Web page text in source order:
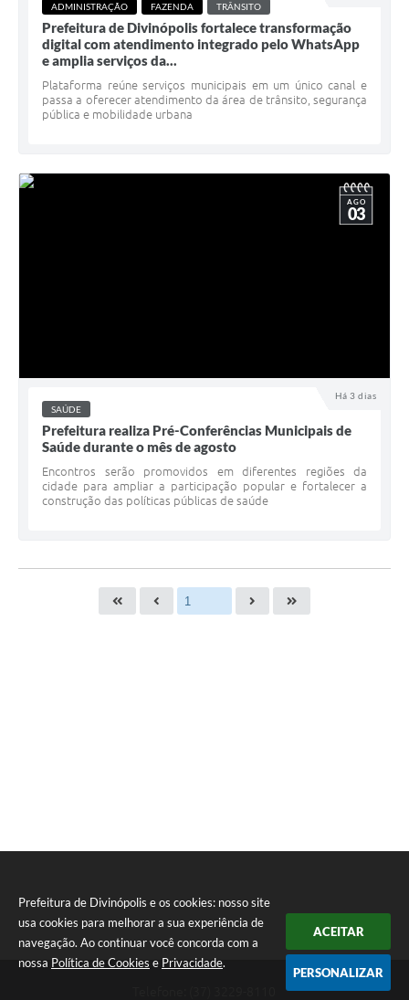
Prefeitura de Divinópolis e os cookies: nosso site
usa cookies para melhorar a sua experiência de
navegação. Ao continuar você concorda com a
nossa Política de Cookies e Privacidade.
ACEITAR
PERSONALIZAR
ADMINISTRAÇÃO FAZENDA TRÂNSITO
Prefeitura de Divinópolis fortalece transformação
digital com atendimento integrado pelo WhatsApp
e amplia serviços da...
Plataforma reúne serviços municipais em um único canal e
passa a oferecer atendimento da área de trânsito, segurança
pública e mobilidade urbana
Há 3 dias
AGO
03
SAÚDE
Prefeitura realiza Pré-Conferências Municipais de
Saúde durante o mês de agosto
Encontros serão promovidos em diferentes regiões da
cidade para ampliar a participação popular e fortalecer a
construção das políticas públicas de saúde